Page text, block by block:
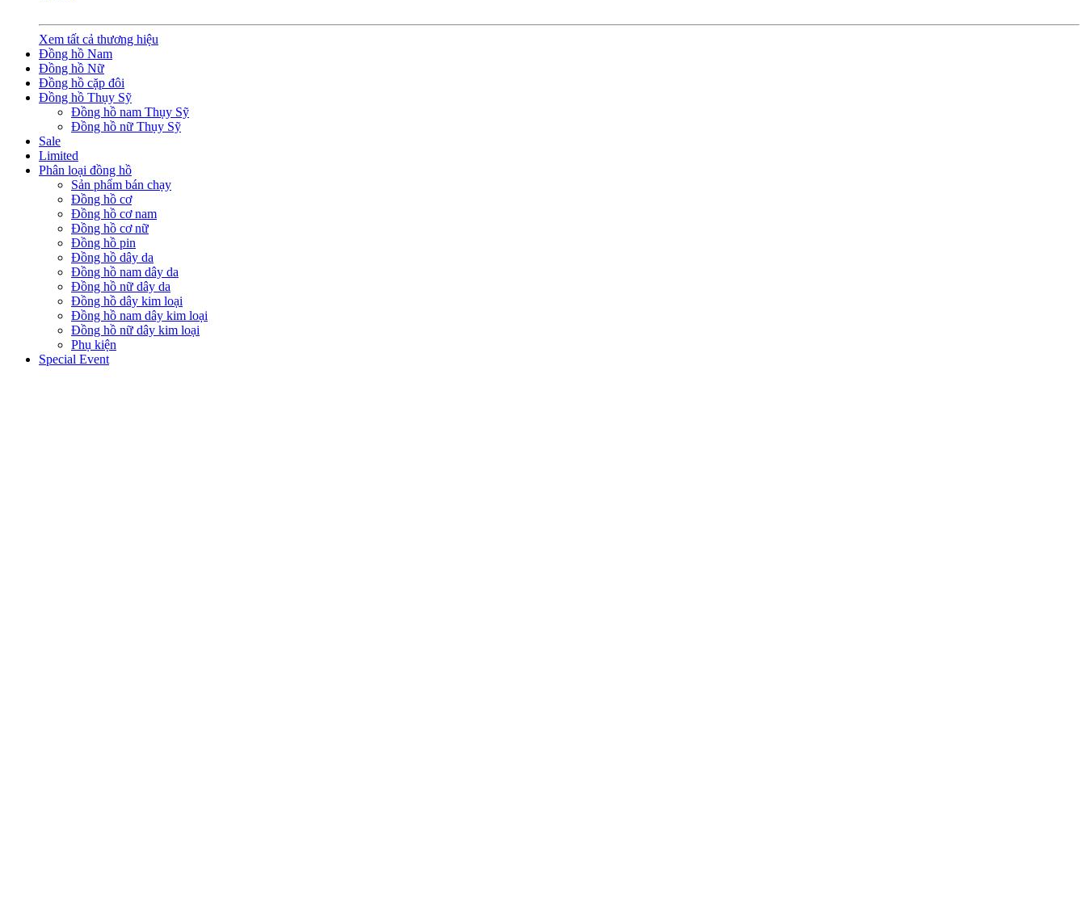
Xem tất cả thương hiệu
Đồng hồ Nam
Đồng hồ Nữ
Đồng hồ cặp đôi
Đồng hồ Thụy Sỹ
Đồng hồ nam Thụy Sỹ
Đồng hồ nữ Thụy Sỹ
Sale
Limited
Phân loại đồng hồ
Sản phẩm bán chạy
Đồng hồ cơ
Đồng hồ cơ nam
Đồng hồ cơ nữ
Đồng hồ pin
Đồng hồ dây da
Đồng hồ nam dây da
Đồng hồ nữ dây da
Đồng hồ dây kim loại
Đồng hồ nam dây kim loại
Đồng hồ nữ dây kim loại
Phụ kiện
Special Event